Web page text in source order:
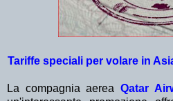
Tariffe speciali per volare in
La compagnia aereaQatar